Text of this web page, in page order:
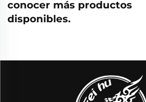
conocer más productos
disponibles.